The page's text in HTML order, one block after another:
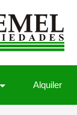
Alquiler